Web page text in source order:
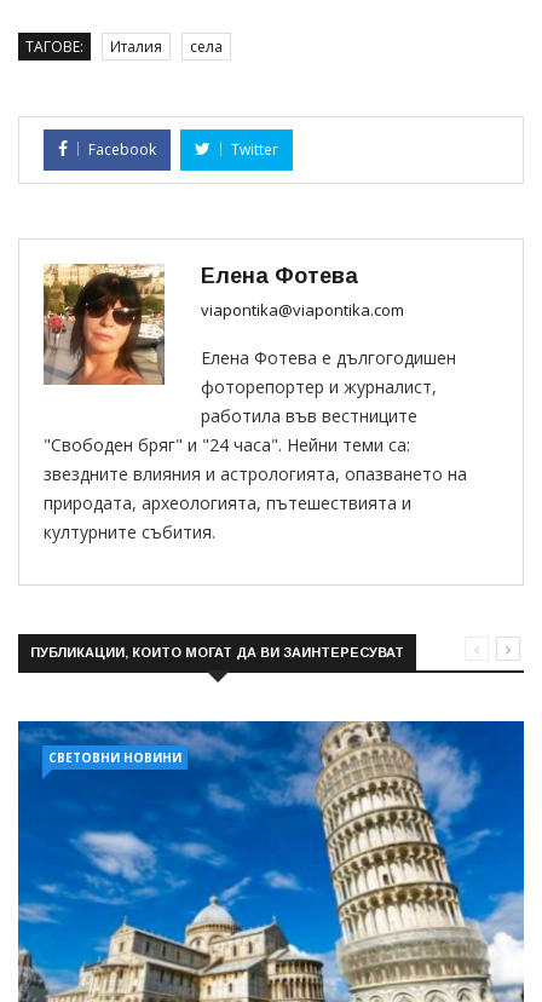
ТАГОВЕ: Италия села
Facebook Twitter
Елена Фотева
viapontika@viapontika.com
Елена Фотева е дългогодишен
фоторепортер и журналист,
работила във вестниците
"Свободен бряг" и "24 часа". Нейни теми са:
звездните влияния и астрологията, опазването на
природата, археологията, пътешествията и
културните събития.
ПУБЛИКАЦИИ, КОИТО МОГАТ ДА ВИ ЗАИНТЕРЕСУВАТ
СВЕТОВНИ НОВИНИ